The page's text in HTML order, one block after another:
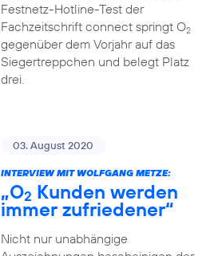
Festnetz-Hotline-Test der
Fachzeitschrift connect springt O2
gegenüber dem Vorjahr auf das
Siegertreppchen und belegt Platz
drei.
03. August 2020
INTERVIEW MIT WOLFGANG METZE:
„O2 Kunden werden
immer zufriedener“
Nicht nur unabhängige